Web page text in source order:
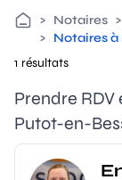
> Notaires >
> Notaires
1 résultats
Prendre
Putot-en-